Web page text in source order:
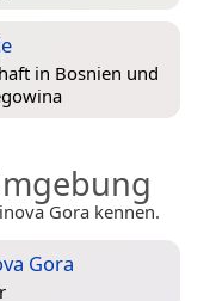
in Bosnien und
Gora kennen.
Gora